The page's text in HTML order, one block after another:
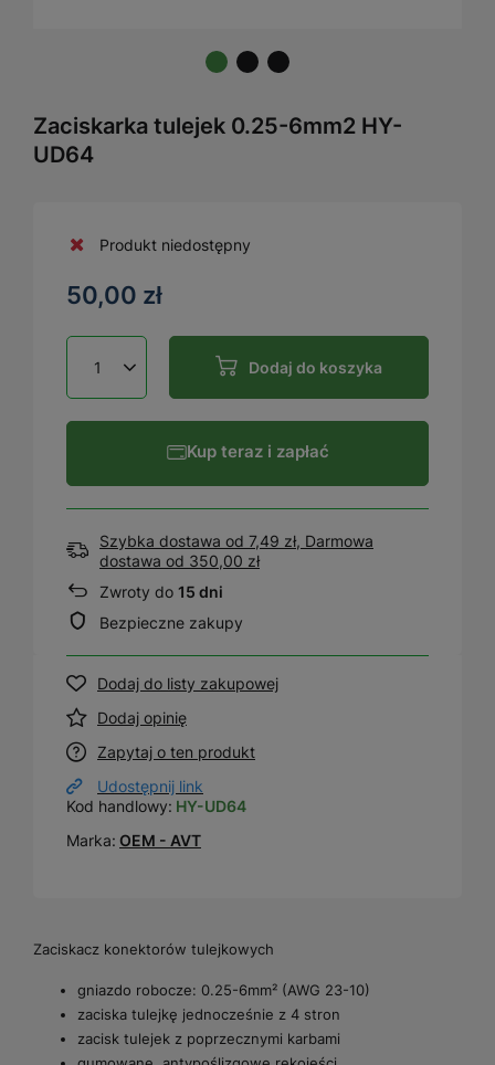
Zaciskarka tulejek 0.25-6mm2 HY-
UD64
Produkt niedostępny
50,00 zł
Dodaj do koszyka
Kup teraz i zapłać
Szybka dostawa od 7,49 zł, Darmowa
dostawa od 350,00 zł
Zwroty do 15 dni
Bezpieczne zakupy
Dodaj do listy zakupowej
Dodaj opinię
Zapytaj o ten produkt
Udostępnij link
Kod handlowy: HY-UD64
Marka: OEM - AVT
Zaciskacz konektorów tulejkowych
gniazdo robocze: 0.25-6mm² (AWG 23-10)
zaciska tulejkę jednocześnie z 4 stron
zacisk tulejek z poprzecznymi karbami